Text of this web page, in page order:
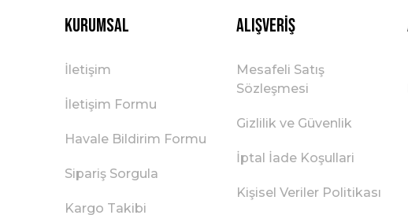
Kurumsal
İletişim
İletişim Formu
Havale Bildirim Formu
Sipariş Sorgula
Kargo Takibi
Alışveriş
Mesafeli Satış
Sözleşmesi
Gizlilik ve Güvenlik
İptal İade Koşullari
Kişisel Veriler Politikası